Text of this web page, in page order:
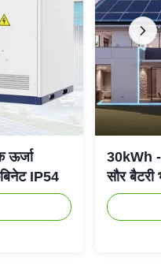
ऊर्जा
IP54
30kWh -
सौर